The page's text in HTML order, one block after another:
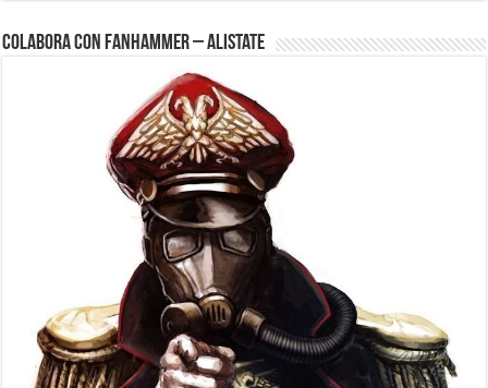
Colabora con FanHammer – Alistate